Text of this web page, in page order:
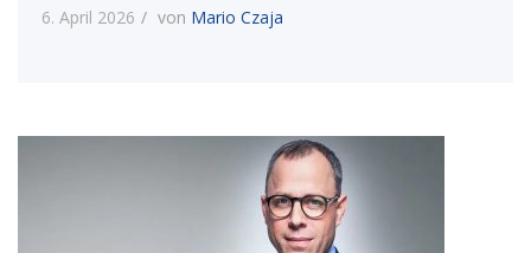
6. April 2026 von Mario Czaja